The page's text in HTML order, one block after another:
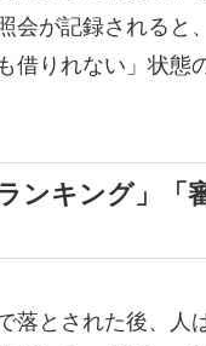
会が記録されると
借りれない」状態
ンキング」
落とされた後、人